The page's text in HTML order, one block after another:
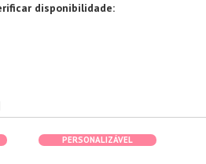
disponibilidade:
PERSONALIZÁVEL